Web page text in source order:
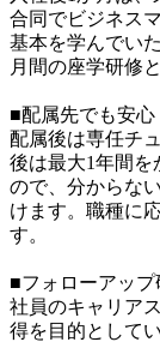
合同でビジネス
基本を学んでい
月間の座学研修
■配属先でも安心
配属後は専任チ
後は最大1年間を
ので、分からな
けます。職種に
す。
■フォローアッ
社員のキャリア
得を目的として